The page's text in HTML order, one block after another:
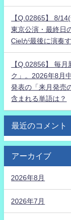
【Q.02865】 8/
東京公演・最終日
Cielが最後に演奏
【Q.02856】 毎
ク」。2026年8月
発表の「来月発売
含まれる単語は？
最近のコメント
アーカイブ
2026年8月
2026年7月